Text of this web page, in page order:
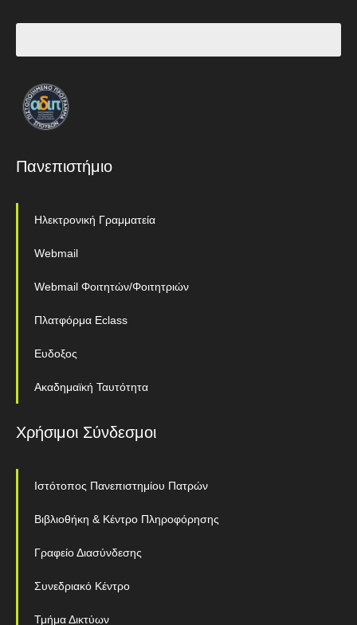
Πανεπιστήμιο
Ηλεκτρονική Γραμματεία
Webmail
Webmail Φοιτητών/Φοιτητριών
Πλατφόρμα Eclass
Ευδοξος
Ακαδημαϊκή Ταυτότητα
Χρήσιμοι Σύνδεσμοι
Ιστότοπος Πανεπιστημίου Πατρών
Βιβλιοθήκη & Κέντρο Πληροφόρησης
Γραφείο Διασύνδεσης
Συνεδριακό Κέντρο
Τμήμα Δικτύων